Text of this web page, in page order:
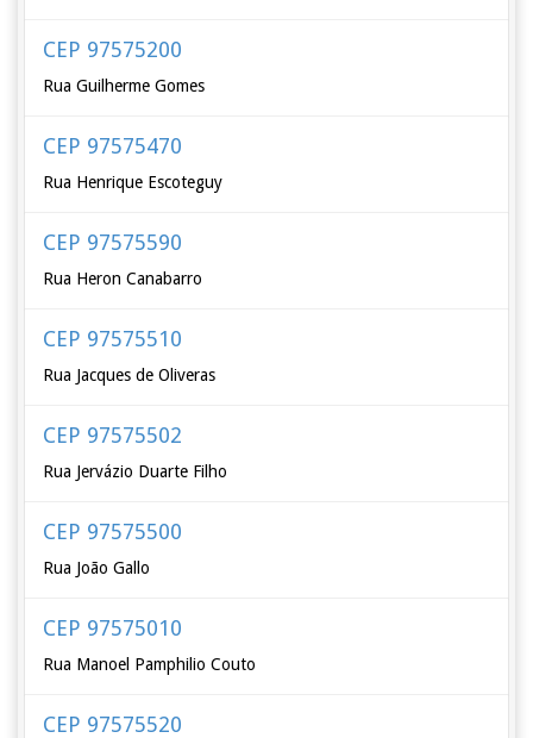
CEP 97575200
Rua Guilherme Gomes
CEP 97575470
Rua Henrique Escoteguy
CEP 97575590
Rua Heron Canabarro
CEP 97575510
Rua Jacques de Oliveras
CEP 97575502
Rua Jervázio Duarte Filho
CEP 97575500
Rua João Gallo
CEP 97575010
Rua Manoel Pamphilio Couto
CEP 97575520